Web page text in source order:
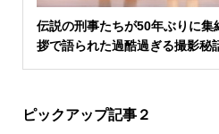
伝説の刑事たちが50年ぶりに集
拶で語られた過酷過ぎる撮影秘
ピックアップ記事２